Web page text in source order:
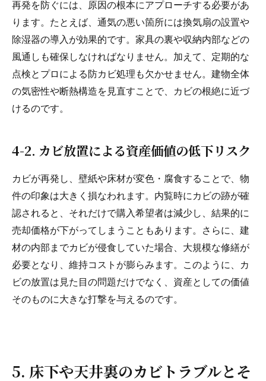
再発を防ぐには、原因の根本にアプローチする必要があ
ります。たとえば、通気の悪い箇所には換気扇の設置や
除湿器の導入が効果的です。家具の裏や収納内部などの
風通しも確保しなければなりません。加えて、定期的な
点検とプロによる防カビ処理も欠かせません。建物全体
の気密性や断熱構造を見直すことで、カビの根絶に近づ
けるのです。
4-2. カビ放置による資産価値の低下リスク
カビが再発し、壁紙や床材が変色・腐食することで、物
件の印象は大きく損なわれます。内覧時にカビの跡が確
認されると、それだけで購入希望者は減少し、結果的に
売却価格が下がってしまうこともあります。さらに、建
材の内部までカビが侵食していた場合、大規模な修繕が
必要となり、維持コストが膨らみます。このように、カ
ビの放置は見た目の問題だけでなく、資産としての価値
そのものに大きな打撃を与えるのです。
5. 床下や天井裏のカビトラブルとそ